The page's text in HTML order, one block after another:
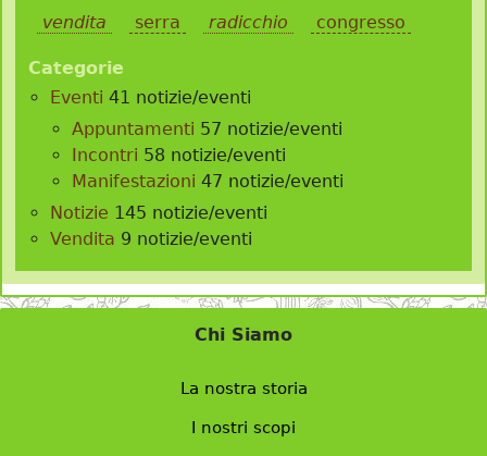
vendita
serra radicchio congresso
Categorie
Eventi 41 notizie/eventi
Appuntamenti 57 notizie/eventi
Incontri 58 notizie/eventi
Manifestazioni 47 notizie/eventi
Notizie 145 notizie/eventi
Vendita 9 notizie/eventi
Chi Siamo
La nostra storia
I nostri scopi